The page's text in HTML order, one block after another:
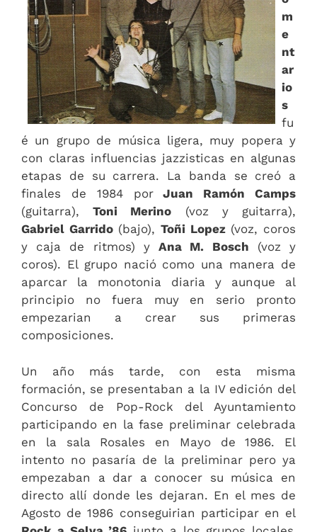
m
e
nt
ar
io
s
fu
é un grupo de música ligera, muy popera y
con claras influencias jazzisticas en algunas
etapas de su carrera. La banda se creó a
finales de 1984 porJuan Ramón Camps
(guitarra),Toni Merino (voz y guitarra),
Gabriel Garrido(bajo),Toñi Lopez(voz, coros
y caja de ritmos) yAna M. Bosch (voz y
coros). El grupo nació como una manera de
aparcar la monotonia diaria y aunque al
principio no fuera muy en serio pronto
empezarian a crear sus primeras
composiciones.
Un año más tarde, con esta misma
formación, se presentaban a la IV edición del
Concurso de Pop-Rock del Ayuntamiento
participando en la fase preliminar celebrada
en la sala Rosales en Mayo de 1986. El
intento no pasaría de la preliminar pero ya
empezaban a dar a conocer su música en
directo allí donde les dejaran. En el mes de
Agosto de 1986 conseguirian participar en el